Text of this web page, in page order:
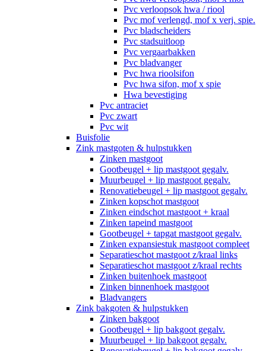
Pvc verloopsok hwa / riool
Pvc mof verlengd, mof x verj. spie.
Pvc bladscheiders
Pvc stadsuitloop
Pvc vergaarbakken
Pvc bladvanger
Pvc hwa rioolsifon
Pvc hwa sifon, mof x spie
Hwa bevestiging
Pvc antraciet
Pvc zwart
Pvc wit
Buisfolie
Zink mastgoten & hulpstukken
Zinken mastgoot
Gootbeugel + lip mastgoot gegalv.
Muurbeugel + lip mastgoot gegalv.
Renovatiebeugel + lip mastgoot gegalv.
Zinken kopschot mastgoot
Zinken eindschot mastgoot + kraal
Zinken tapeind mastgoot
Gootbeugel + tapgat mastgoot gegalv.
Zinken expansiestuk mastgoot compleet
Separatieschot mastgoot z/kraal links
Separatieschot mastgoot z/kraal rechts
Zinken buitenhoek mastgoot
Zinken binnenhoek mastgoot
Bladvangers
Zink bakgoten & hulpstukken
Zinken bakgoot
Gootbeugel + lip bakgoot gegalv.
Muurbeugel + lip bakgoot gegalv.